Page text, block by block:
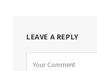
LEAVE A REPLY